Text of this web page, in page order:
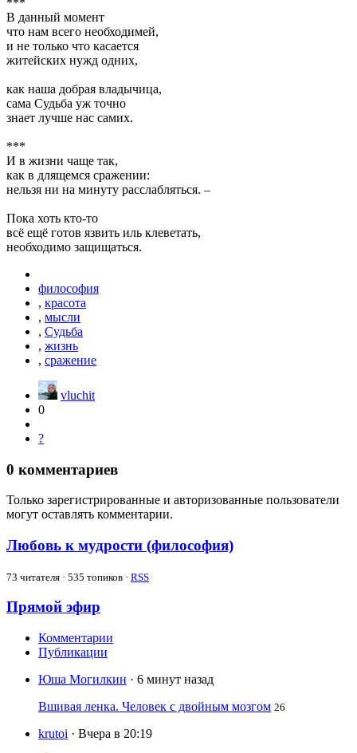
В данный момент
что нам всего необходимей,
и не только что касается
житейских нужд одних,
как наша добрая владычица,
сама Судьба уж точно
знает лучше нас самих.
***
И в жизни чаще так,
как в длящемся сражении:
нельзя ни на минуту расслабляться. –
Пока хоть кто-то
всё ещё готов язвить иль клеветать,
необходимо защищаться.
философия
, красота
, мысли
, Судьба
, жизнь
, сражение
vluchit
0
?
0 комментариев
Только зарегистрированные и авторизованные пользователи
могут оставлять комментарии.
Любовь к мудрости (философия)
73 читателя · 535 топиков · RSS
Прямой эфир
Комментарии
Публикации
Юша Могилкин · 6 минут назад
Вшивая ленка. Человек с двойным мозгом 26
krutoi · Вчера в 20:19